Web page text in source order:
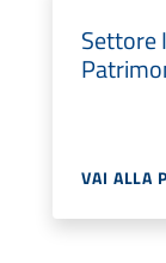
Settore
VAI ALLA